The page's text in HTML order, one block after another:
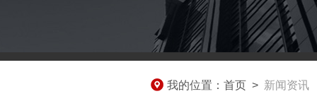
我的位置： 首页 > 新闻资讯